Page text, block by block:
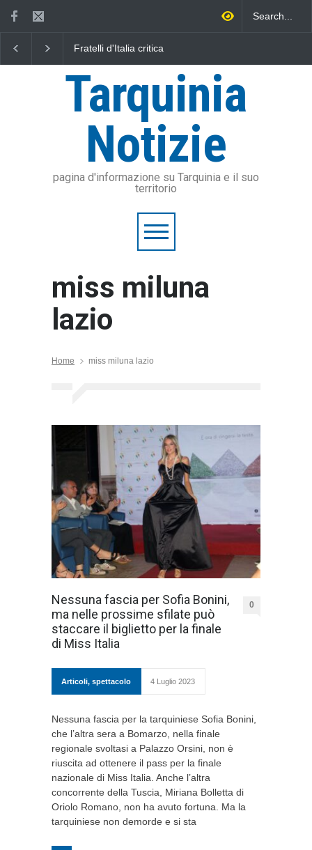
Fratelli d'Italia critica
dell'addizionale IRPEF: "una
stangata per i cittadini"
Viterbo uniti nella
mare
Tarquinia
Notizie
pagina d'informazione su Tarquinia e il suo
territorio
miss miluna
lazio
Home miss miluna lazio
Nessuna fascia per Sofia Bonini,
ma nelle prossime sfilate può
staccare il biglietto per la finale
di Miss Italia
0
Articoli, spettacolo 4 Luglio 2023
Nessuna fascia per la tarquiniese Sofia Bonini,
che l’altra sera a Bomarzo, nella finale
regionale svoltasi a Palazzo Orsini, non è
riuscita ad ottenere il pass per la finale
nazionale di Miss Italia. Anche l’altra
concorrente della Tuscia, Miriana Bolletta di
Oriolo Romano, non ha avuto fortuna. Ma la
tarquiniese non demorde e si sta